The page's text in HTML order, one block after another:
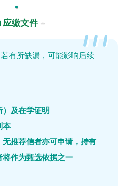
应缴文件
若有所缺漏，可能影响后续
）及在学证明
本
无推荐信者亦可申请，持有
将作为甄选依据之一